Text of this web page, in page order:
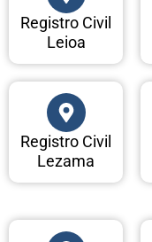
Registro Civil
Leioa
Registro Civil
Lezama